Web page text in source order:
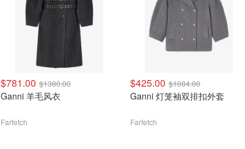
$781.00 $1380.00
Ganni 羊毛风衣
Farfetch
$425.00 $1084.00
Ganni 灯笼袖双排扣外套
Farfetch